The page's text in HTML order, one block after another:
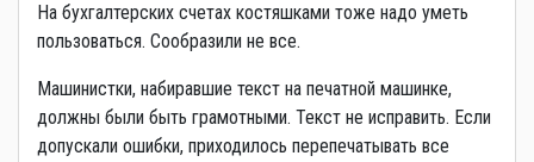
На бухгалтерских счетах костяшками тоже надо уметь
пользоваться. Сообразили не все.
Машинистки, набиравшие текст на печатной машинке,
должны были быть грамотными. Текст не исправить. Если
допускали ошибки, приходилось перепечатывать все